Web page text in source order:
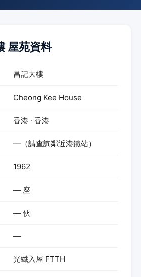
屋苑資料
昌記大樓
Cheong Kee House
香港 · 香港
—（請查詢鄰近港鐵站）
1962
— 座
— 伙
—
光纖入屋 FTTH